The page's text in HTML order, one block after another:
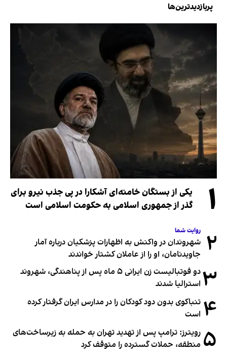
پربازدیدترین‌ها
۱
یکی از بستگان خامنه‌ای آشکارا در پی جذب نیرو برای
گذر از جمهوری اسلامی به حکومت اسلامی است
۲ روایت شما
شهروندان در واکنش به اظهارات پزشکیان درباره آمار
جاویدنامان، او را از عاملان کشتار خواندند
۳
دو فوتبالیست زن ایرانی ۵ ماه پس از پناهندگی، شهروند
استرالیا شدند
۴ تنباکوی بدون دود کودکان را در مدارس ایران گرفتار کرده
است
۵ رویترز: ترامپ پس از تهدید تهران به حمله به زیرساخت‌های
منطقه، حملات گسترده را متوقف کرد